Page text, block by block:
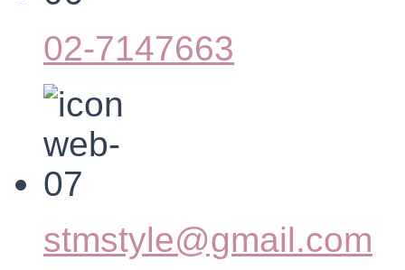
02-7147663
stmstyle@gmail.com